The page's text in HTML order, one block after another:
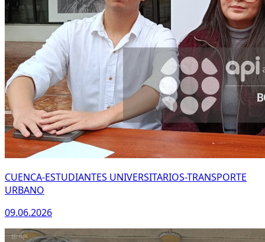
CUENCA-ESTUDIANTES UNIVERSITARIOS-TRANSPORTE
URBANO
09.06.2026